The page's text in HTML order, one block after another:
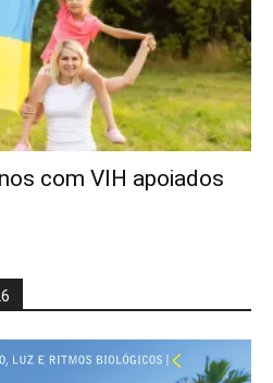
com VIH apoiados